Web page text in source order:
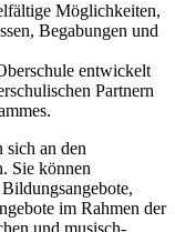
Möglichkeiten,
Begabungen und
entwickelt
Partnern
sich an den
Sie können
im Rahmen der